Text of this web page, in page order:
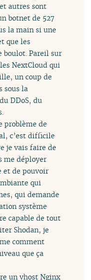
autres sont
botnet de 527
la main si une
que les
boulot. Pareil sur
NextCloud qui
un coup de
sous la
DDoS, du
problème de
c’est difficile
je vais faire de
me déployer
et de pouvoir
qui
qui demande
système
capable de tout
Shodan, je
comment
que ça
un vhost Nginx